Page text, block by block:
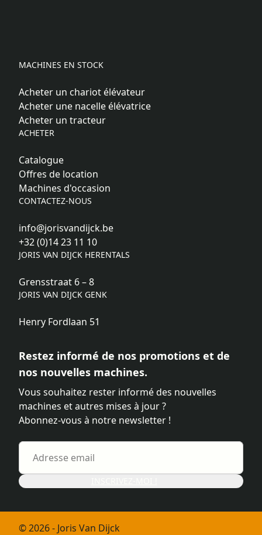
MACHINES EN STOCK
Acheter un chariot élévateur
Acheter une nacelle élévatrice
Acheter un tracteur
ACHETER
Catalogue
Offres de location
Machines d'occasion
CONTACTEZ-NOUS
info@jorisvandijck.be
+32 (0)14 23 11 10
JORIS VAN DIJCK HERENTALS
Grensstraat 6 – 8
JORIS VAN DIJCK GENK
Henry Fordlaan 51
Restez informé de nos promotions et de
nos nouvelles machines.
Vous souhaitez rester informé des nouvelles
machines et autres mises à jour ?
Abonnez-vous à notre newsletter !
© 2026 - Joris Van Dijck